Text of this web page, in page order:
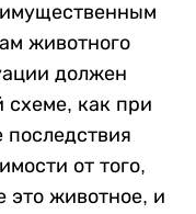
животного
должен
схеме, как при
от того,
это животное, и